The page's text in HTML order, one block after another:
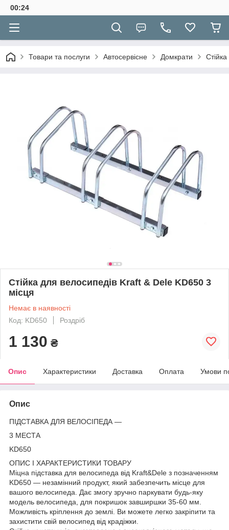
00:24
Товари та послуги Автосервісне Домкрати
Стійка для велосипедів Kraft & Dele KD650 3
місця
Немає в наявності
Код: KD650
Роздріб
1 130 ₴
Опис Характеристики Доставка Оплата Умови
Опис
ПІДСТАВКА ДЛЯ ВЕЛОСІПЕДА —
3 МЕСТА
KD650
ОПИС І ХАРАКТЕРИСТИКИ ТОВАРУ
Міцна підставка для велосипеда від Kraft&Dele з позначенням
KD650 — незамінний продукт, який забезпечить місце для
вашого велосипеда. Дає змогу зручно паркувати будь-яку
модель велосипеда, для покришок завширшки 35-60 мм.
Можливість кріплення до землі. Ви можете легко закріпити та
захистити свій велосипед від крадіжки.